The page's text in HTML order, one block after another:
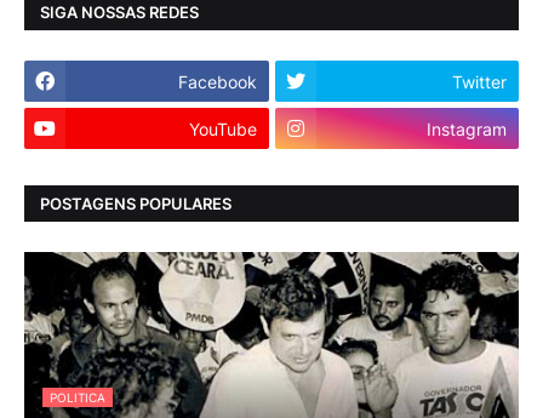
SIGA NOSSAS REDES
Facebook Twitter
YouTube Instagram
POSTAGENS POPULARES
POLITICA